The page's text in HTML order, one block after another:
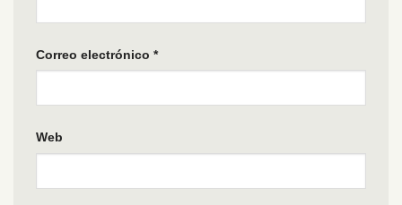
Correo electrónico *
Web